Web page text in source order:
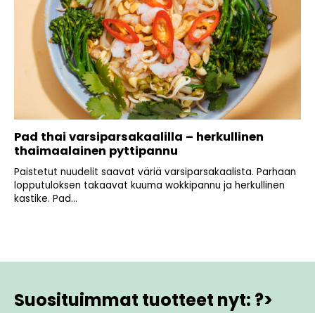
Pad thai varsiparsakaalilla – herkullinen
thaimaalainen pyttipannu
Paistetut nuudelit saavat väriä varsiparsakaalista. Parhaan
lopputuloksen takaavat kuuma wokkipannu ja herkullinen
kastike. Pad...
Suosituimmat tuotteet nyt: ?>